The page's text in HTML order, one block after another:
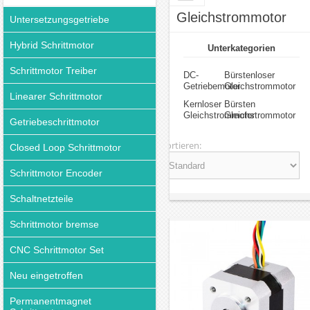
Untersetzungsgetriebe
Hybrid Schrittmotor
Schrittmotor Treiber
Linearer Schrittmotor
Getriebeschrittmotor
Closed Loop Schrittmotor
Schrittmotor Encoder
Schaltnetzteile
Schrittmotor bremse
CNC Schrittmotor Set
Neu eingetroffen
Permanentmagnet
Gleichstrommotor
Unterkategorien
DC-
Getriebemotor
Bürstenloser
Gleichstrommotor
Kernloser
Gleichstrommotor
Bürsten
Gleichstrommotor
Sortieren: